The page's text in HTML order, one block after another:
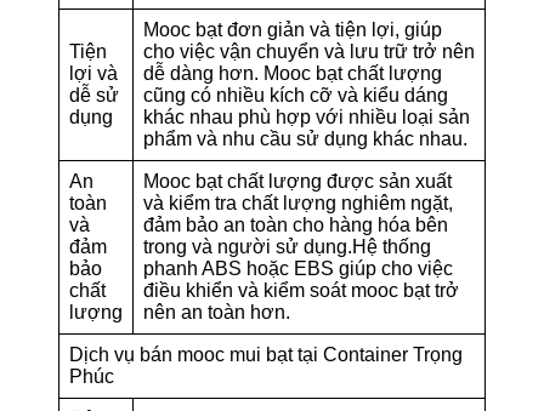
Tiện
lợi và
dễ sử
dụng
Mooc bạt đơn giản và tiện lợi, giúp
cho việc vận chuyển và lưu trữ trở nên
dễ dàng hơn. Mooc bạt chất lượng
cũng có nhiều kích cỡ và kiểu dáng
khác nhau phù hợp với nhiều loại sản
phẩm và nhu cầu sử dụng khác nhau.
An
toàn
và
đảm
bảo
chất
lượng
Mooc bạt chất lượng được sản xuất
và kiểm tra chất lượng nghiêm ngặt,
đảm bảo an toàn cho hàng hóa bên
trong và người sử dụng.Hệ thống
phanh ABS hoặc EBS giúp cho việc
điều khiển và kiểm soát mooc bạt trở
nên an toàn hơn.
Dịch vụ bán mooc mui bạt tại Container Trọng
Phúc